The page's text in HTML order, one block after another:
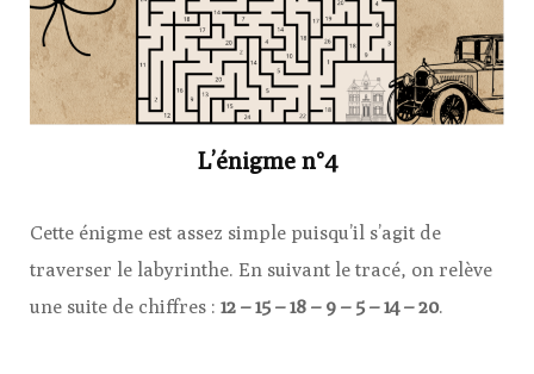
L’énigme n°4
Cette énigme est assez simple puisqu’il s’agit de
traverser le labyrinthe. En suivant le tracé, on relève
une suite de chiffres : 12 – 15 – 18 – 9 – 5 – 14 – 20.